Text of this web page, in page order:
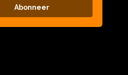
Abonneer